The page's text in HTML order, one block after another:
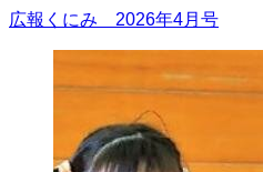
広報くにみ 2026年4月号